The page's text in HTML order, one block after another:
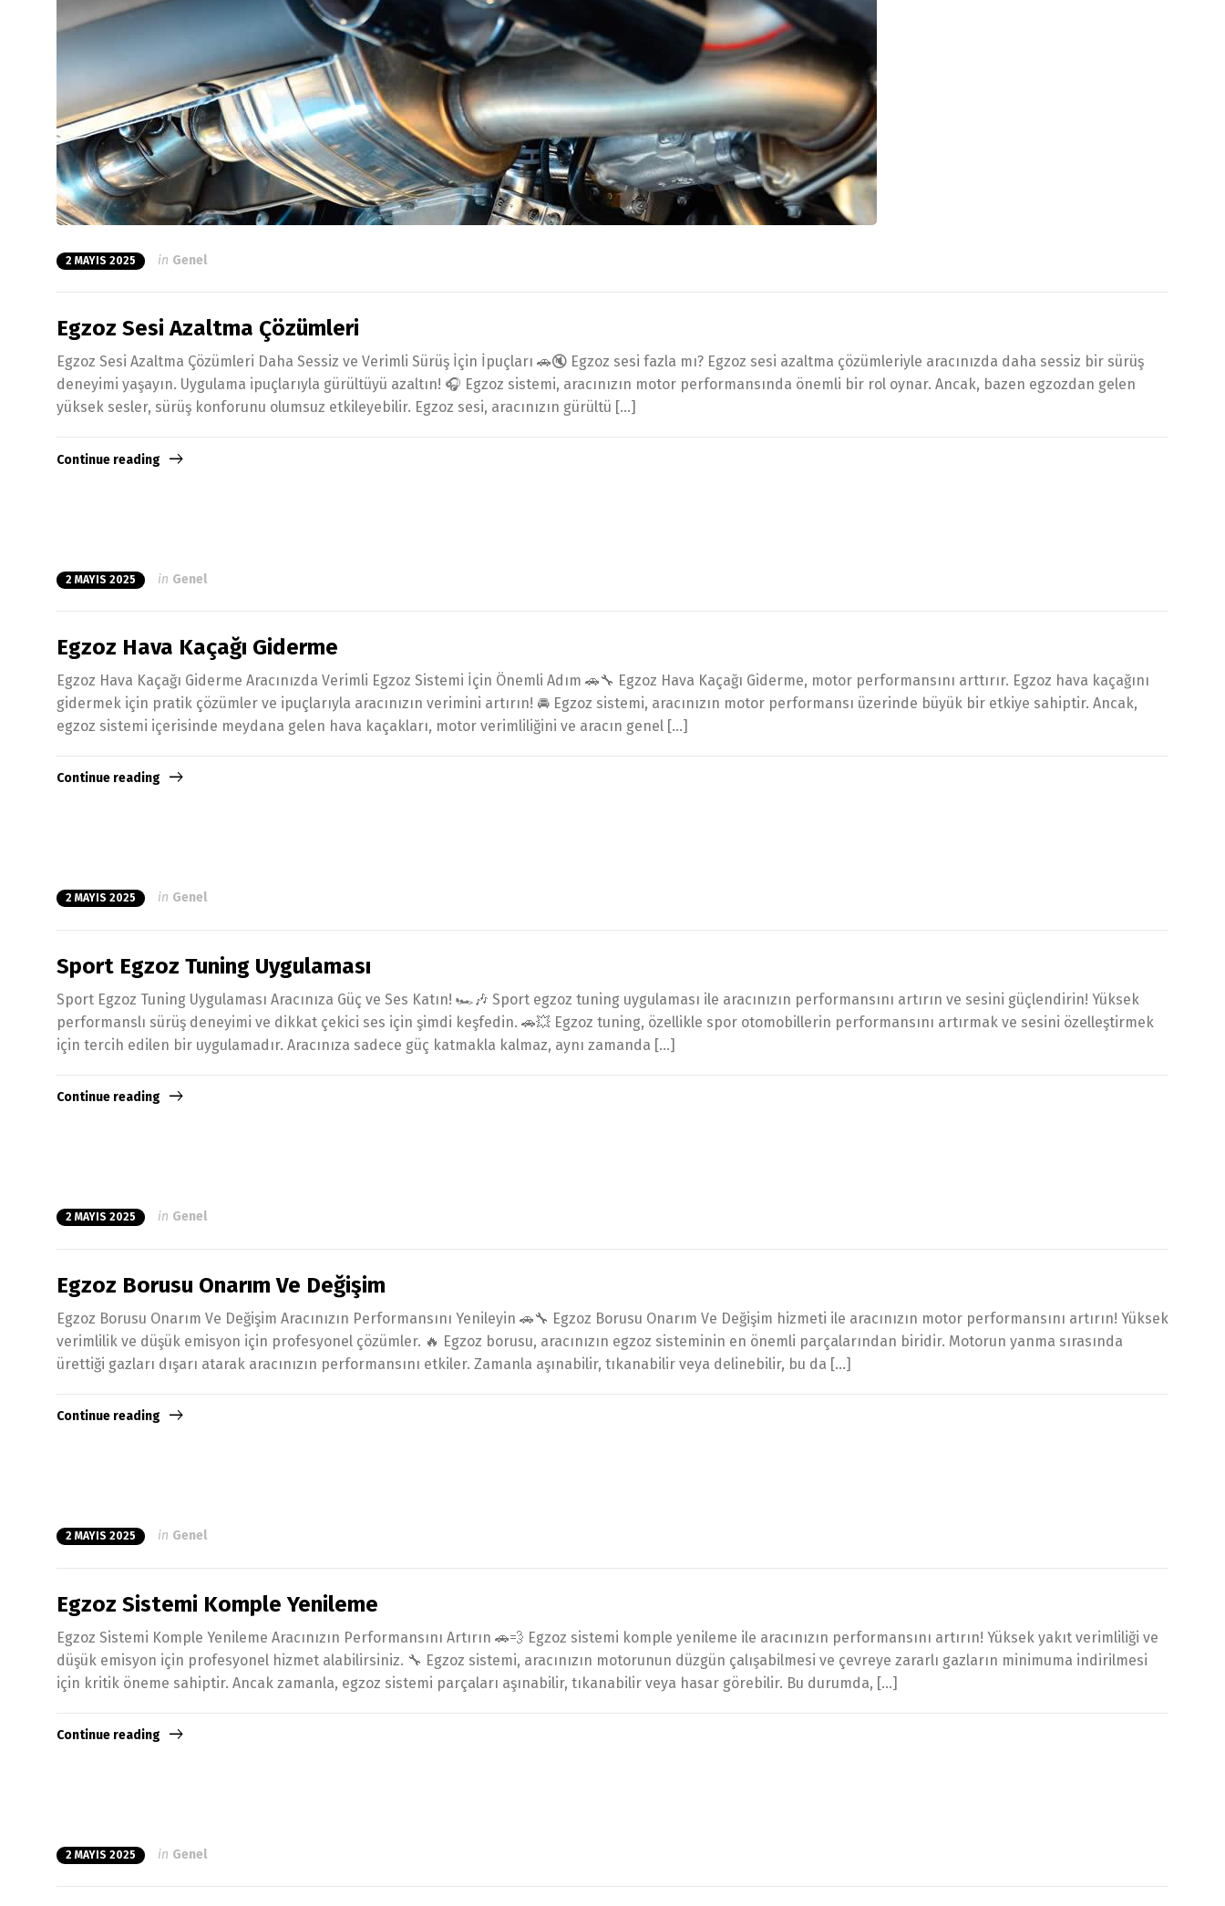
2 MAYIS 2025 in Genel
Egzoz Sesi Azaltma Çözümleri
Egzoz Sesi Azaltma Çözümleri Daha Sessiz ve Verimli Sürüş İçin İpuçları 🚗🔇 Egzoz sesi fazla mı? Egzoz sesi azaltma çözümleriyle aracınızda daha sessiz bir sürüş
deneyimi yaşayın. Uygulama ipuçlarıyla gürültüyü azaltın! 🎧 Egzoz sistemi, aracınızın motor performansında önemli bir rol oynar. Ancak, bazen egzozdan gelen
yüksek sesler, sürüş konforunu olumsuz etkileyebilir. Egzoz sesi, aracınızın gürültü […]
Continue reading
2 MAYIS 2025 in Genel
Egzoz Hava Kaçağı Giderme
Egzoz Hava Kaçağı Giderme Aracınızda Verimli Egzoz Sistemi İçin Önemli Adım 🚗🔧 Egzoz Hava Kaçağı Giderme, motor performansını arttırır. Egzoz hava kaçağını
gidermek için pratik çözümler ve ipuçlarıyla aracınızın verimini artırın! 🚘 Egzoz sistemi, aracınızın motor performansı üzerinde büyük bir etkiye sahiptir. Ancak,
egzoz sistemi içerisinde meydana gelen hava kaçakları, motor verimliliğini ve aracın genel […]
Continue reading
2 MAYIS 2025 in Genel
Sport Egzoz Tuning Uygulaması
Sport Egzoz Tuning Uygulaması Aracınıza Güç ve Ses Katın! 🏎️🎶 Sport egzoz tuning uygulaması ile aracınızın performansını artırın ve sesini güçlendirin! Yüksek
performanslı sürüş deneyimi ve dikkat çekici ses için şimdi keşfedin. 🚗💥 Egzoz tuning, özellikle spor otomobillerin performansını artırmak ve sesini özelleştirmek
için tercih edilen bir uygulamadır. Aracınıza sadece güç katmakla kalmaz, aynı zamanda […]
Continue reading
2 MAYIS 2025 in Genel
Egzoz Borusu Onarım Ve Değişim
Egzoz Borusu Onarım Ve Değişim Aracınızın Performansını Yenileyin 🚗🔧 Egzoz Borusu Onarım Ve Değişim hizmeti ile aracınızın motor performansını artırın! Yüksek
verimlilik ve düşük emisyon için profesyonel çözümler. 🔥 Egzoz borusu, aracınızın egzoz sisteminin en önemli parçalarından biridir. Motorun yanma sırasında
ürettiği gazları dışarı atarak aracınızın performansını etkiler. Zamanla aşınabilir, tıkanabilir veya delinebilir, bu da […]
Continue reading
2 MAYIS 2025 in Genel
Egzoz Sistemi Komple Yenileme
Egzoz Sistemi Komple Yenileme Aracınızın Performansını Artırın 🚗💨 Egzoz sistemi komple yenileme ile aracınızın performansını artırın! Yüksek yakıt verimliliği ve
düşük emisyon için profesyonel hizmet alabilirsiniz. 🔧 Egzoz sistemi, aracınızın motorunun düzgün çalışabilmesi ve çevreye zararlı gazların minimuma indirilmesi
için kritik öneme sahiptir. Ancak zamanla, egzoz sistemi parçaları aşınabilir, tıkanabilir veya hasar görebilir. Bu durumda, […]
Continue reading
2 MAYIS 2025 in Genel